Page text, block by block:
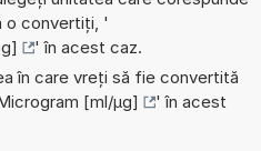
o convertiți, '
' în acest caz.
în care vreți să fie convertită
[ml/µg]
' în acest